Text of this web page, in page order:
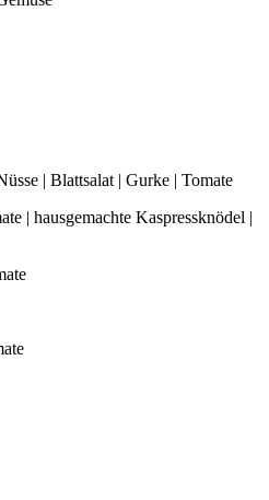
| Blattsalat | Gurke | Tomate
| hausgemachte Kaspressknödel |